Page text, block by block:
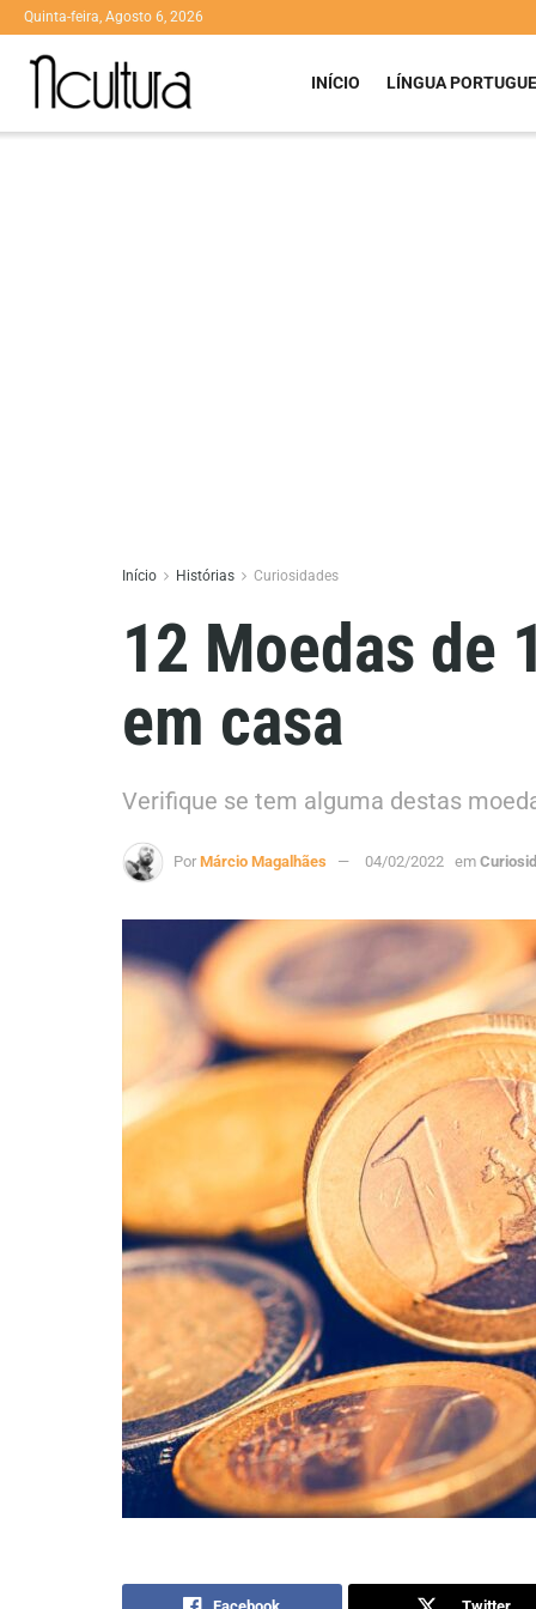
Quinta-feira, Agosto 6, 2026
INÍCIO LÍNGUA
Início Histórias Curiosidades
12 Moedas de
em casa
Verifique se tem alguma destas
Por Márcio Magalhães 04/02/2022 em